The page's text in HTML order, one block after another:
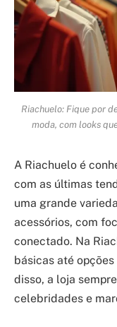
Riachuelo: Fique por
moda, com looks
A Riachuelo é
com as últimas
uma grande
acessórios, com
conectado. Na
básicas até
disso, a loja
celebridades e